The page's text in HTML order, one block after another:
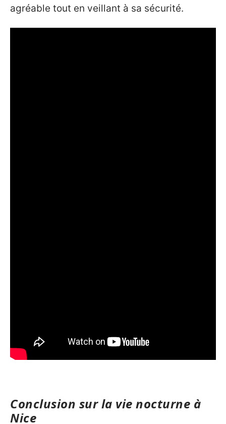
agréable tout en veillant à sa sécurité.
Conclusion sur la vie nocturne à
Nice